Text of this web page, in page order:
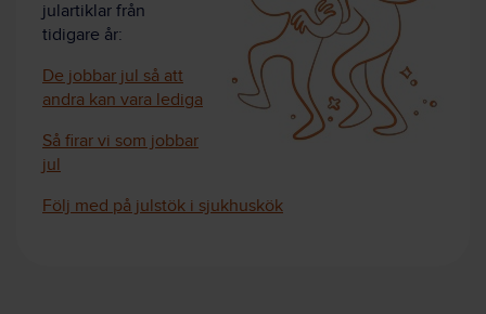
julartiklar från
tidigare år:
De jobbar jul så att
andra kan vara lediga
Så firar vi som jobbar
jul
Följ med på julstök i sjukhuskök